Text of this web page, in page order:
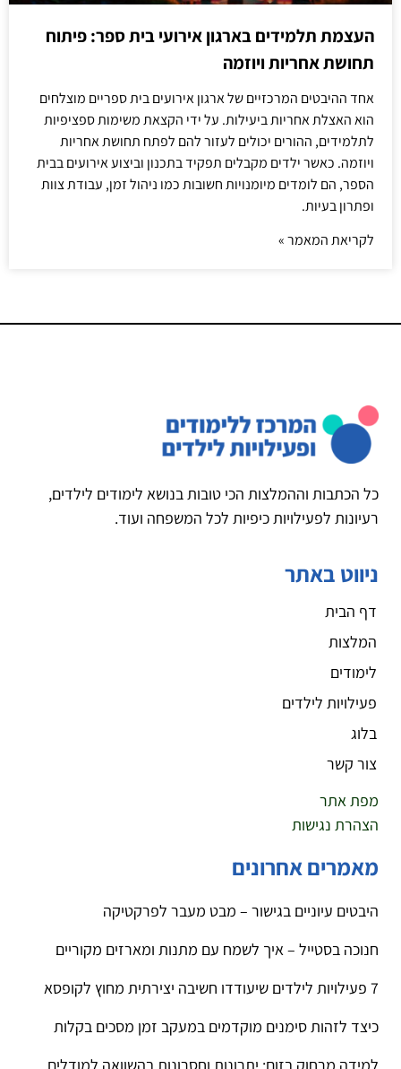
העצמת תלמידים בארגון אירועי בית ספר: פיתוח
תחושת אחריות ויוזמה
אחד ההיבטים המרכזיים של ארגון אירועים בית ספריים מוצלחים
הוא האצלת אחריות ביעילות. על ידי הקצאת משימות ספציפיות
לתלמידים, ההורים יכולים לעזור להם לפתח תחושת אחריות
ויוזמה. כאשר ילדים מקבלים תפקיד בתכנון וביצוע אירועים בבית
הספר, הם לומדים מיומנויות חשובות כמו ניהול זמן, עבודת צוות
ופתרון בעיות.
לקריאת המאמר »
כל הכתבות וההמלצות הכי טובות בנושא לימודים לילדים,
רעיונות לפעילויות כיפיות לכל המשפחה ועוד.
ניווט באתר
דף הבית
המלצות
לימודים
פעילויות לילדים
בלוג
צור קשר
מפת אתר
הצהרת נגישות
מאמרים אחרונים
היבטים עיוניים בגישור – מבט מעבר לפרקטיקה
חנוכה בסטייל – איך לשמח עם מתנות ומארזים מקוריים
7 פעילויות לילדים שיעודדו חשיבה יצירתית מחוץ לקופסא
כיצד לזהות סימנים מוקדמים במעקב זמן מסכים בקלות
למידה מרחוק בזום: יתרונות וחסרונות בהשוואה למודלים